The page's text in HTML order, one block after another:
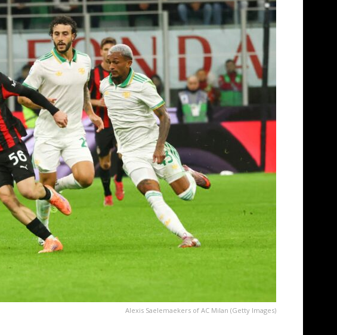
Alexis Saelemaekers of AC Milan (Getty Images)